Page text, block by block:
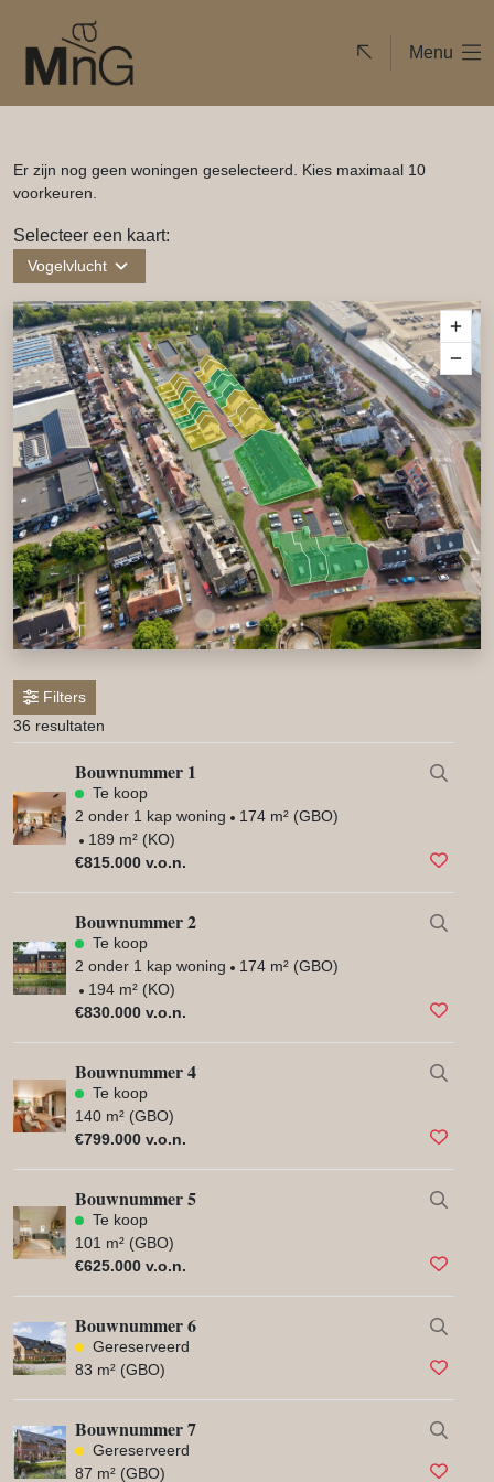
Menu
Er zijn nog geen woningen geselecteerd. Kies maximaal 10
voorkeuren.
Selecteer een kaart:
Vogelvlucht
Filters
36 resultaten
Bouwnummer 1
Te koop
2 onder 1 kap woning
174 m² (GBO)
189 m² (KO)
€815.000 v.o.n.
Bouwnummer 2
Te koop
2 onder 1 kap woning
174 m² (GBO)
194 m² (KO)
€830.000 v.o.n.
Bouwnummer 4
Te koop
140 m² (GBO)
€799.000 v.o.n.
Bouwnummer 5
Te koop
101 m² (GBO)
€625.000 v.o.n.
Bouwnummer 6
Gereserveerd
83 m² (GBO)
Bouwnummer 7
Gereserveerd
87 m² (GBO)